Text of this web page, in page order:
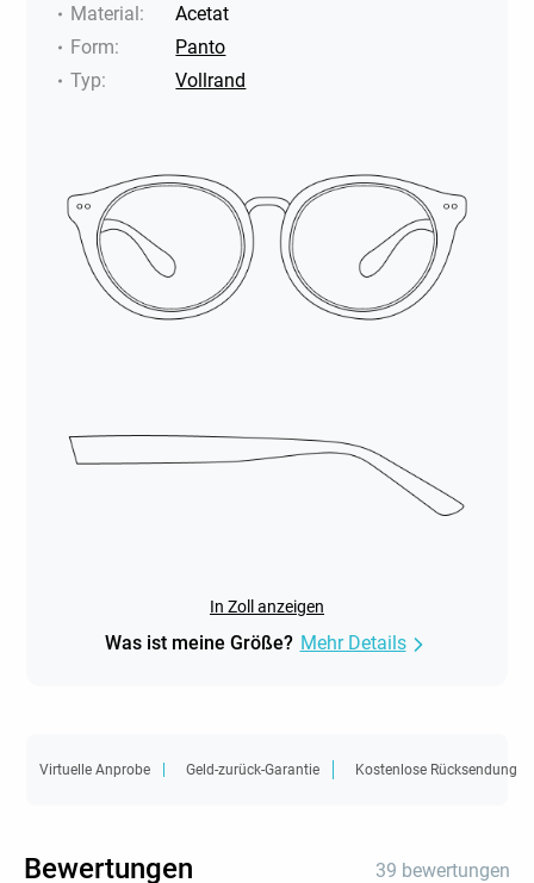
Material:
Acetat
Form:
Panto
Typ: Vollrand
In Zoll anzeigen
Was ist meine Größe? Mehr Details
Virtuelle Anprobe Geld-zurück-Garantie Kostenlose Rücksendung
Bewertungen 39 bewertungen